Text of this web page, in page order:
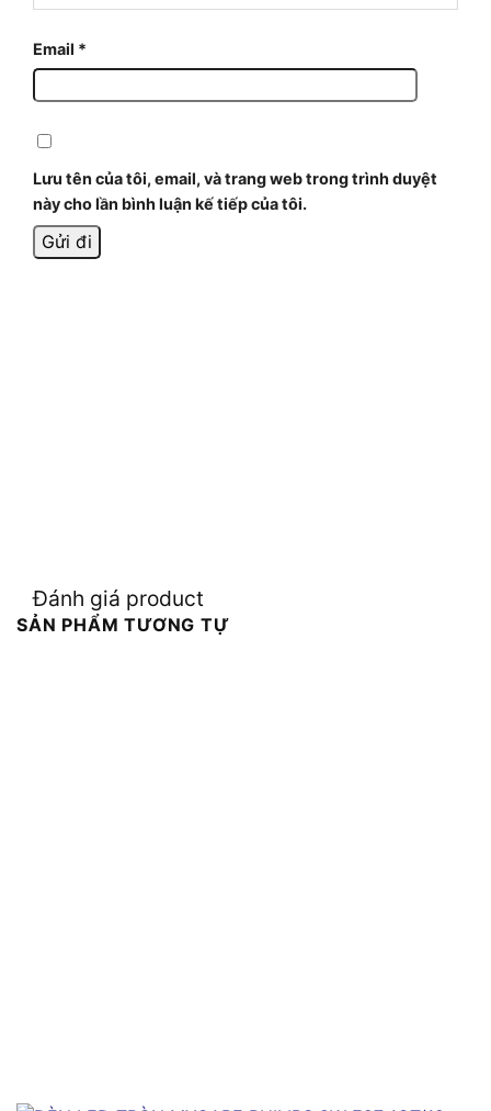
Email *
Lưu tên của tôi, email, và trang web trong trình duyệt
này cho lần bình luận kế tiếp của tôi.
Đánh giá product
SẢN PHẨM TƯƠNG TỰ